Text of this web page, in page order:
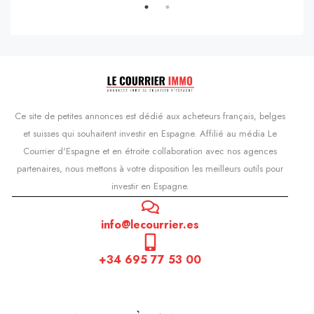
Ce site de petites annonces est dédié aux acheteurs français, belges
et suisses qui souhaitent investir en Espagne. Affilié au média Le
Courrier d'Espagne et en étroite collaboration avec nos agences
partenaires, nous mettons à votre disposition les meilleurs outils pour
investir en Espagne.
info@lecourrier.es
+34 695 77 53 00